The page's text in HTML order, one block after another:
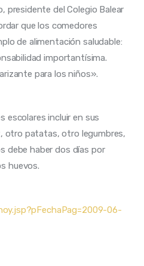
presidente del Colegio Balear
que los comedores
de alimentación saludable:
importantísima.
escolares incluir en sus
otro patatas, otro legumbres,
debe haber dos días por
huevos.
06-